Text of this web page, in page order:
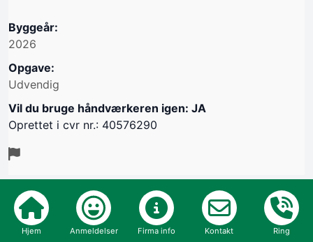
Byggeår:
2026
Opgave:
Udvendig
Vil du bruge håndværkeren igen: JA
Oprettet i cvr nr.: 40576290
Verificeret kunde
Hjem Anmeldelser Firma info Kontakt Ring